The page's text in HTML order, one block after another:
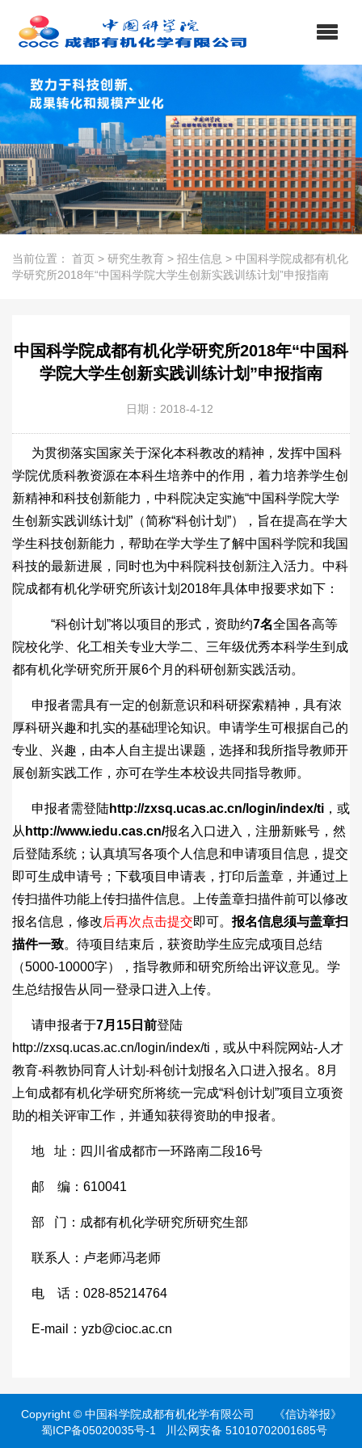
当前位置： 首页 > 研究生教育 > 招生信息 > 中国科学院成都有机化
学研究所2018年“中国科学院大学生创新实践训练计划”申报指南
中国科学院成都有机化学研究所2018年“中国科
学院大学生创新实践训练计划”申报指南
日期：2018-4-12
为贯彻落实国家关于深化本科教改的精神，发挥中国科
学院优质科教资源在本科生培养中的作用，着力培养学生创
新精神和科技创新能力，中科院决定实施“中国科学院大学
生创新实践训练计划”（简称“科创计划”），旨在提高在学大
学生科技创新能力，帮助在学大学生了解中国科学院和我国
科技的最新进展，同时也为中科院科技创新注入活力。中科
院成都有机化学研究所该计划2018年具体申报要求如下：
“科创计划”将以项目的形式，资助约7名全国各高等
院校化学、化工相关专业大学二、三年级优秀本科学生到成
都有机化学研究所开展6个月的科研创新实践活动。
申报者需具有一定的创新意识和科研探索精神，具有浓
厚科研兴趣和扎实的基础理论知识。申请学生可根据自己的
专业、兴趣，由本人自主提出课题，选择和我所指导教师开
展创新实践工作，亦可在学生本校设共同指导教师。
申报者需登陆http://zxsq.ucas.ac.cn/login/index/ti ，或
从 http://www.iedu.cas.cn/报名入口进入，注册新账号，然
后登陆系统；认真填写各项个人信息和申请项目信息，提交
即可生成申请号；下载项目申请表，打印后盖章，并通过上
传扫描件功能上传扫描件信息。上传盖章扫描件前可以修改
报名信息，修改后再次点击提交即可。 报名信息须与盖章扫
描件一致。待项目结束后，获资助学生应完成项目总结
（5000-10000字），指导教师和研究所给出评议意见。学
生总结报告从同一登录口进入上传。
请申报者于7月 15 日前登陆
http://zxsq.ucas.ac.cn/login/index/ti，或从中科院网站-人才
教育-科教协同育人计划-科创计划报名入口进入报名。8月
上旬成都有机化学研究所将统一完成“科创计划”项目立项资
助的相关评审工作，并通知获得资助的申报者。
地 址：四川省成都市一环路南二段16号
邮 编：610041
部 门：成都有机化学研究所研究生部
联系人：卢老师冯老师
电 话：028-85214764
E-mail：yzb@cioc.ac.cn
Copyright © 中国科学院成都有机化学有限公司
《信访举报》
蜀ICP备05020035号-1
川公网安备 51010702001685号